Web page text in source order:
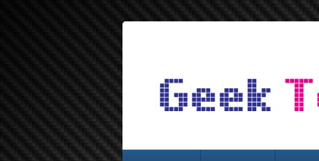
GeekTest